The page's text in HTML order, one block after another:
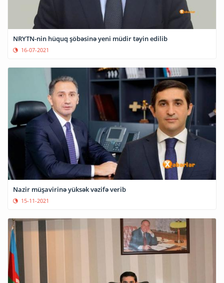
NRYTN-nin hüquq şöbəsinə yeni müdir təyin edilib
16-07-2021
Nazir müşavirinə yüksək vəzifə verib
15-11-2021